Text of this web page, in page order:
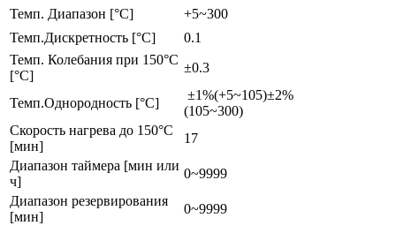
Темп. Диапазон [°C]
+5~300
Темп.Дискретность [°C]
0.1
Темп. Колебания при 150°C
[°C]
±0.3
Темп.Однородность [°C]
±1%(+5~105)±2%
(105~300)
Скорость нагрева до 150°C
[мин]
17
Диапазон таймера [мин или
ч]
0~9999
Диапазон резервирования
[мин]
0~9999